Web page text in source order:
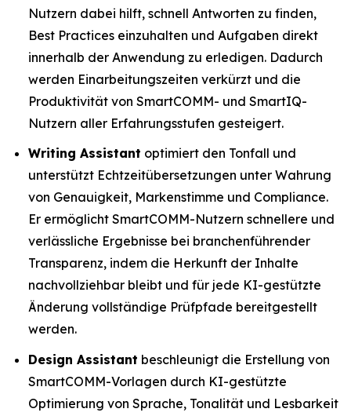
Nutzern dabei hilft, schnell Antworten zu finden,
Best Practices einzuhalten und Aufgaben direkt
innerhalb der Anwendung zu erledigen. Dadurch
werden Einarbeitungszeiten verkürzt und die
Produktivität von SmartCOMM- und SmartIQ-
Nutzern aller Erfahrungsstufen gesteigert.
Writing Assistant optimiert den Tonfall und
unterstützt Echtzeitübersetzungen unter Wahrung
von Genauigkeit, Markenstimme und Compliance.
Er ermöglicht SmartCOMM-Nutzern schnellere und
verlässliche Ergebnisse bei branchenführender
Transparenz, indem die Herkunft der Inhalte
nachvollziehbar bleibt und für jede KI-gestützte
Änderung vollständige Prüfpfade bereitgestellt
werden.
Design Assistant beschleunigt die Erstellung von
SmartCOMM-Vorlagen durch KI-gestützte
Optimierung von Sprache, Tonalität und Lesbarkeit